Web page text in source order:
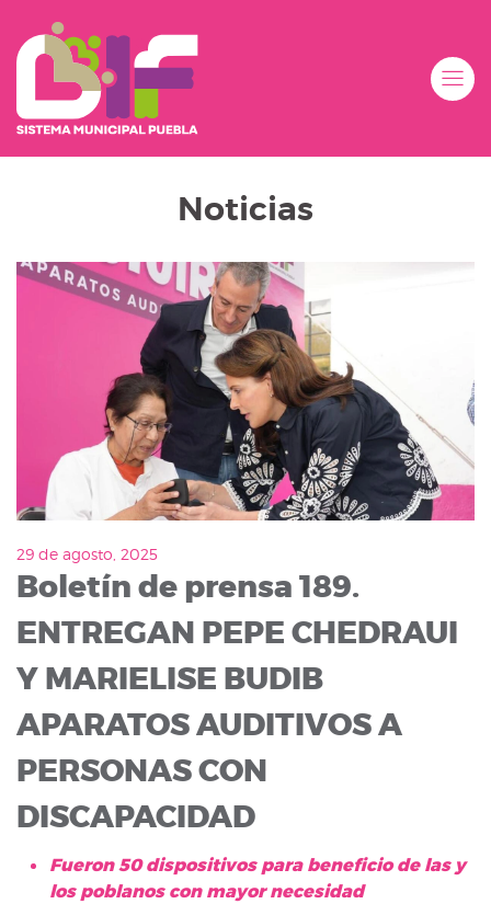
Noticias
29 de agosto, 2025
Boletín de prensa 189.
ENTREGAN PEPE CHEDRAUI
Y MARIELISE BUDIB
APARATOS AUDITIVOS A
PERSONAS CON
DISCAPACIDAD
Fueron 50 dispositivos para beneficio de las y
los poblanos con mayor necesidad